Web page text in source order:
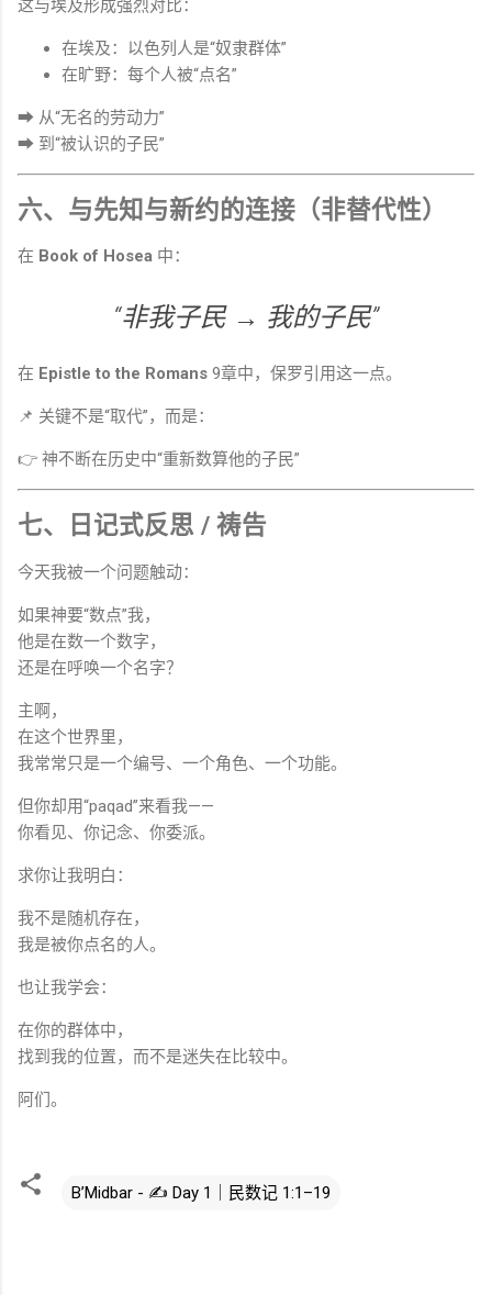
这与埃及形成强烈对比：
在埃及：以色列人是“奴隶群体”
在旷野：每个人被“点名”
➡ 从“无名的劳动力”
➡ 到“被认识的子民”
六、与先知与新约的连接（非替代性）
在 Book of Hosea 中：
“非我子民 → 我的子民”
在 Epistle to the Romans 9章中，保罗引用这一点。
📌 关键不是“取代”，而是：
👉 神不断在历史中“重新数算他的子民”
七、日记式反思 / 祷告
今天我被一个问题触动：
如果神要“数点”我，
他是在数一个数字，
还是在呼唤一个名字？
主啊，
在这个世界里，
我常常只是一个编号、一个角色、一个功能。
但你却用“paqad”来看我——
你看见、你记念、你委派。
求你让我明白：
我不是随机存在，
我是被你点名的人。
也让我学会：
在你的群体中，
找到我的位置，而不是迷失在比较中。
阿们。
B’Midbar - ✍️ Day 1｜民数记 1:1–19